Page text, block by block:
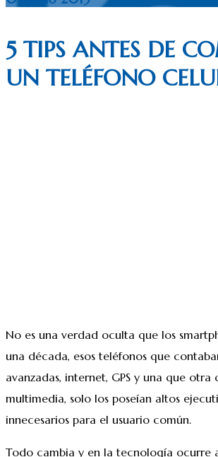
5 TIPS ANTES DE
UN TELÉFONO
No es una verdad oculta que los
una década, esos teléfonos que
avanzadas, internet, GPS y una que otra
multimedia, solo los poseían altos
innecesarios para el usuario común.
Todo cambia y en la tecnología ocurre